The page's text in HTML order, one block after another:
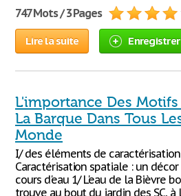
747 Mots / 3 Pages
Lire la suite Enregistrer
L'importance Des Motifs
La Barque Dans Tous
Monde
I/ des éléments de
Caractérisation spatiale : un
cours d'eau 1/ L'eau de la Bièvre
trouve au bout du jardin des SC, à